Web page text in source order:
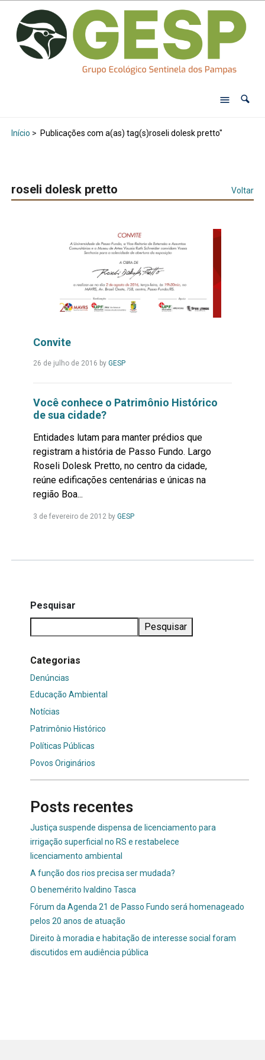
Início > Publicações com a(as) tag(s)roseli dolesk pretto"
roseli dolesk pretto Voltar
Convite
26 de julho de 2016 by GESPLeia
Você conhece o Patrimônio Histórico
de sua cidade?
Entidades lutam para manter prédios que
registram a história de Passo Fundo. Largo
Roseli Dolesk Pretto, no centro da cidade,
reúne edificações centenárias e únicas na
região Boa...
3 de fevereiro de 2012by GESPLeia
Pesquisar
Pesquisar
Categorias
Denúncias
Educação Ambiental
Notícias
Patrimônio Histórico
Políticas Públicas
Povos Originários
Posts recentes
Justiça suspende dispensa de licenciamento para
irrigação superficial no RS e restabelece
licenciamento ambiental
A função dos rios precisa ser mudada?
O benemérito Ivaldino Tasca
Fórum da Agenda 21 de Passo Fundo será homenageado
pelos 20 anos de atuação
Direito à moradia e habitação de interesse social foram
discutidos em audiência pública